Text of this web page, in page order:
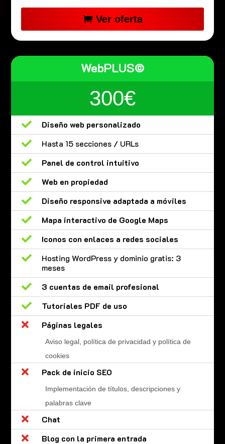
Ver oferta
WebPLUS©
300€

Diseño web personalizado

Hasta 15 secciones / URLs

Panel de control intuitivo

Web en propiedad

Diseño responsive adaptada a móviles

Mapa interactivo de Google Maps

Iconos con enlaces a redes sociales

Hosting WordPress y dominio gratis: 3
meses

3 cuentas de email profesional

Tutoriales PDF de uso

Páginas legales
Aviso legal, política de privacidad y política de
cookies
 Pack de inicio SEO
Implementación de títulos, descripciones y
palabras clave

Chat

Blog con la primera entrada